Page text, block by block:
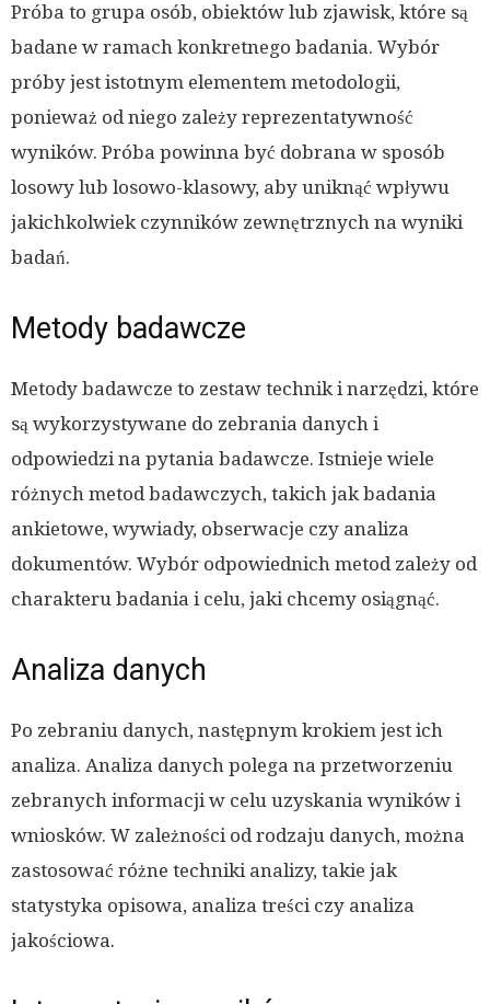
Próba to grupa osób, obiektów lub zjawisk, które są
badane w ramach konkretnego badania. Wybór
próby jest istotnym elementem metodologii,
ponieważ od niego zależy reprezentatywność
wyników. Próba powinna być dobrana w sposób
losowy lub losowo-klasowy, aby uniknąć wpływu
jakichkolwiek czynników zewnętrznych na wyniki
badań.
Metody badawcze
Metody badawcze to zestaw technik i narzędzi, które
są wykorzystywane do zebrania danych i
odpowiedzi na pytania badawcze. Istnieje wiele
różnych metod badawczych, takich jak badania
ankietowe, wywiady, obserwacje czy analiza
dokumentów. Wybór odpowiednich metod zależy od
charakteru badania i celu, jaki chcemy osiągnąć.
Analiza danych
Po zebraniu danych, następnym krokiem jest ich
analiza. Analiza danych polega na przetworzeniu
zebranych informacji w celu uzyskania wyników i
wniosków. W zależności od rodzaju danych, można
zastosować różne techniki analizy, takie jak
statystyka opisowa, analiza treści czy analiza
jakościowa.